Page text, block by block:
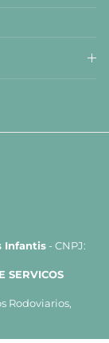
Infantis- CNPJ:
SERVICOS
Rodoviarios,